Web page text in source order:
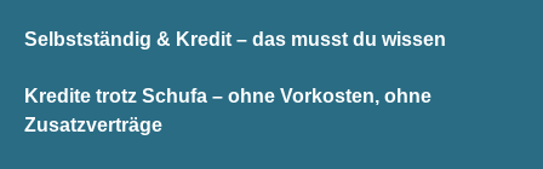
Selbstständig & Kredit – das musst du wissen
Kredite trotz Schufa – ohne Vorkosten, ohne
Zusatzverträge